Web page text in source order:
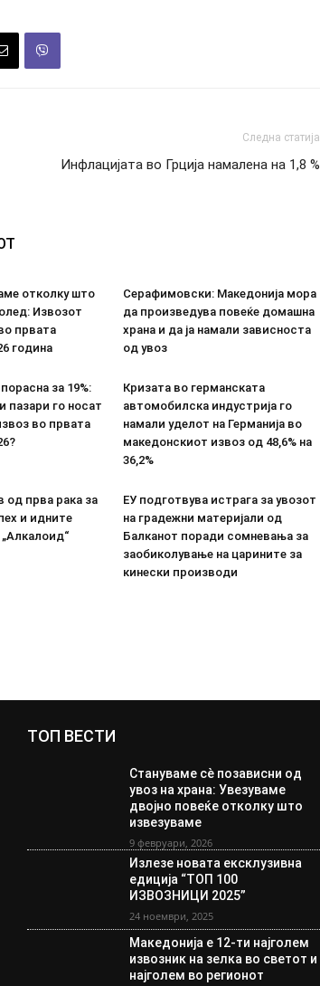
Следна статија
Инфлацијата во Грција намалена на 1,8 %
отколку што
Извозот
првата
година
Серафимовски: Македонија мора
да произведува повеќе домашна
храна и да ја намали зависноста
од увоз
за 19%:
пазари го носат
во првата
Кризата во германската
автомобилска индустрија го
намали уделот на Германија во
македонскиот извоз од 48,6% на
36,2%
прва рака за
и идните
ЕУ подготвува истрага за увозот
на градежни материјали од
Балканот поради сомневања за
заобиколување на царините за
кинески производи
ТОП ВЕСТИ
Стануваме сè позависни од
увоз на храна: Увезуваме
двојно повеќе отколку што
извезуваме
9 февруари, 2026
Излезе новата ексклузивна
едиција “ТОП 100
ИЗВОЗНИЦИ 2025”
24 ноември, 2025
Македонија е 12-ти најголем
извозник на зелка во светот и
најголем во регионот